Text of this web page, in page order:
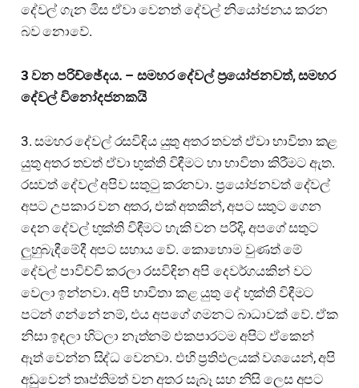
දේවල් ගැන මිස ඒවා වෙනත් දේවල් නියෝජනය කරන
බව නොවේ.
3 වන පරිච්ඡේදය. – සමහර දේවල් ප්‍රයෝජනවත්, සමහර
දේවල් විනෝදජනකයි
3. සමහර දේවල් රසවිඳිය යුතු අතර තවත් ඒවා භාවිතා කළ
යුතු අතර තවත් ඒවා භුක්ති විඳීමට හා භාවිතා කිරීමට ඇත.
රසවත් දේවල් අපිව සතුටු කරනවා. ප්‍රයෝජනවත් දේවල්
අපට උපකාර වන අතර, එක් අතකින්, අපට සතුට ගෙන
දෙන දේවල් භුක්ති විඳීමට හැකි වන පරිදි, අපගේ සතුට
ලුහුබැඳීමේදී අපට සහාය වේ. කොහොම වුණත් මේ
දේවල් පාවිච්චි කරලා රසවිඳින අපි දෙවර්ගයකින් වට
වෙලා ඉන්නවා. අපි භාවිතා කළ යුතු දේ භුක්ති විඳීමට
පටන් ගන්නේ නම්, එය අපගේ ගමනට බාධාවක් වේ. ඒක
නිසා ඉඳලා හිටලා නැත්නම් එකපාරටම අපිට ඒකෙන්
ඈත් වෙන්න සිද්ධ වෙනවා. එහි ප්‍රතිඵලයක් වශයෙන්, අපි
අඩුවෙන් තෘප්තිමත් වන අතර සැබෑ සහ නිසි ලෙස අපට